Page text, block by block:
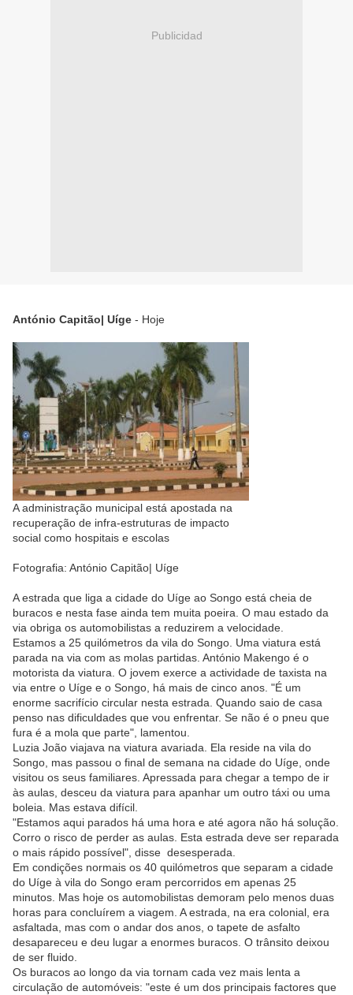
Publicidad
António Capitão| Uíge - Hoje
A administração municipal está apostada na
recuperação de infra-estruturas de impacto
social como hospitais e escolas
Fotografia: António Capitão| Uíge
A estrada que liga a cidade do Uíge ao Songo está cheia de
buracos e nesta fase ainda tem muita poeira. O mau estado da
via obriga os automobilistas a reduzirem a velocidade.
Estamos a 25 quilómetros da vila do Songo. Uma viatura está
parada na via com as molas partidas. António Makengo é o
motorista da viatura. O jovem exerce a actividade de taxista na
via entre o Uíge e o Songo, há mais de cinco anos. "É um
enorme sacrifício circular nesta estrada. Quando saio de casa
penso nas dificuldades que vou enfrentar. Se não é o pneu que
fura é a mola que parte", lamentou.
Luzia João viajava na viatura avariada. Ela reside na vila do
Songo, mas passou o final de semana na cidade do Uíge, onde
visitou os seus familiares. Apressada para chegar a tempo de ir
às aulas, desceu da viatura para apanhar um outro táxi ou uma
boleia. Mas estava difícil.
"Estamos aqui parados há uma hora e até agora não há solução.
Corro o risco de perder as aulas. Esta estrada deve ser reparada
o mais rápido possível", disse desesperada.
Em condições normais os 40 quilómetros que separam a cidade
do Uíge à vila do Songo eram percorridos em apenas 25
minutos. Mas hoje os automobilistas demoram pelo menos duas
horas para concluírem a viagem. A estrada, na era colonial, era
asfaltada, mas com o andar dos anos, o tapete de asfalto
desapareceu e deu lugar a enormes buracos. O trânsito deixou
de ser fluido.
Os buracos ao longo da via tornam cada vez mais lenta a
circulação de automóveis: "este é um dos principais factores que